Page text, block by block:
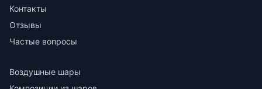
Контакты
Отзывы
Частые вопросы
Воздушные шары